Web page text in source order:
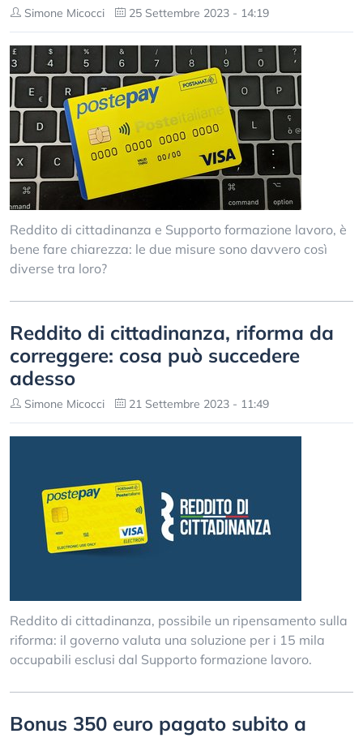
Simone Micocci 25 Settembre 2023 - 14:19
Reddito di cittadinanza e Supporto formazione lavoro, è
bene fare chiarezza: le due misure sono davvero così
diverse tra loro?
Reddito di cittadinanza, riforma da
correggere: cosa può succedere
adesso
Simone Micocci 21 Settembre 2023 - 11:49
Reddito di cittadinanza, possibile un ripensamento sulla
riforma: il governo valuta una soluzione per i 15 mila
occupabili esclusi dal Supporto formazione lavoro.
Bonus 350 euro pagato subito a